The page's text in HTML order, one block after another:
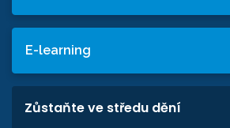
E-learning
Zůstaňte ve středu dění